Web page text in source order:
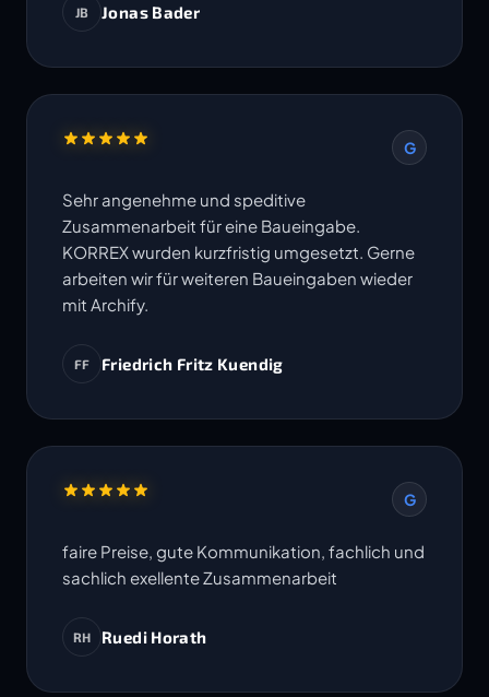
JB Jonas Bader
G
Sehr angenehme und speditive
Zusammenarbeit für eine Baueingabe.
KORREX wurden kurzfristig umgesetzt. Gerne
arbeiten wir für weiteren Baueingaben wieder
mit Archify.
FF Friedrich Fritz Kuendig
G
faire Preise, gute Kommunikation, fachlich und
sachlich exellente Zusammenarbeit
RH Ruedi Horath